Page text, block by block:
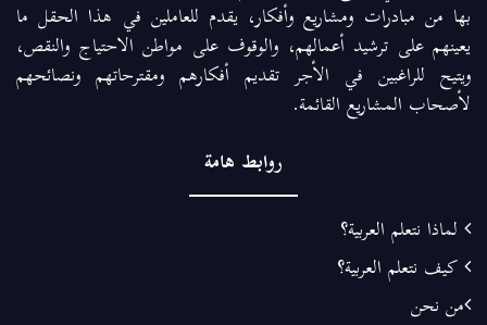
بها من مبادرات ومشاريع وأفكار، يقدم للعاملين في هذا الحقل ما
يعينهم على ترشيد أعمالهم، والوقوف على مواطن الاحتياج والنقص،
ويتيح للراغبين في الأجر تقديم أفكارهم ومقترحاتهم ونصائحهم
لأصحاب المشاريع القائمة.
روابط هامة
لماذا نتعلم العربية؟
كيف نتعلم العربية؟
من نحن